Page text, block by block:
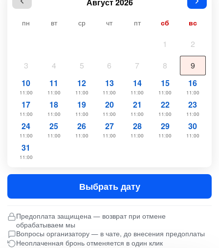
пн вт ср чт пт сб вс
1
2
3
4 5 6 7 8
9
10
11:00
11
11:00
12
11:00
13
11:00
14
11:00
15
11:00
16
11:00
17
11:00
18
11:00
19
11:00
20
11:00
21
11:00
22
11:00
23
11:00
24
11:00
25
11:00
26
11:00
27
11:00
28
11:00
29
11:00
30
11:00
31
11:00
Выбрать дату
Предоплата защищена — возврат при отмене
обрабатываем мы
Вопросы организатору — в чате, до внесения предоплаты
Неоплаченная бронь отменяется в один клик